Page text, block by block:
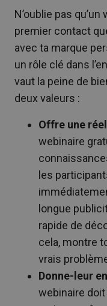
N’oublie pas
premier contact
avec ta marque
un rôle clé dans
vaut la peine de
deux valeurs :
Offre une
webinaire
les
longue
rapide de
cela, montre
vrais
Donne-leur
webinaire